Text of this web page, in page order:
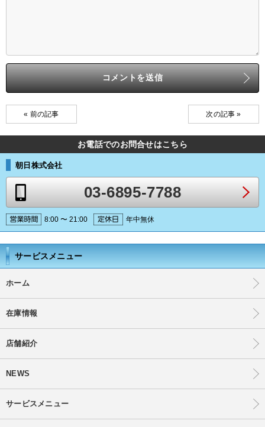
« 前の記事 次の記事 »
お電話でのお問合せはこちら
朝日株式会社
03-6895-7788
8:00 〜 21:00 年中無休
サービスメニュー
ホーム
在庫情報
店舗紹介
NEWS
サービスメニュー